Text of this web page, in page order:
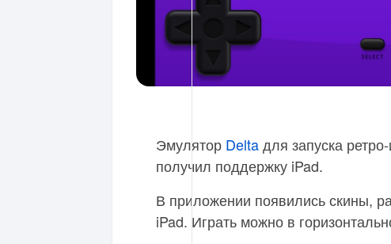
Эмулятор Deltaдля запуска
получил поддержку iPad.
В приложении появились скины,
iPad. Играть можно в